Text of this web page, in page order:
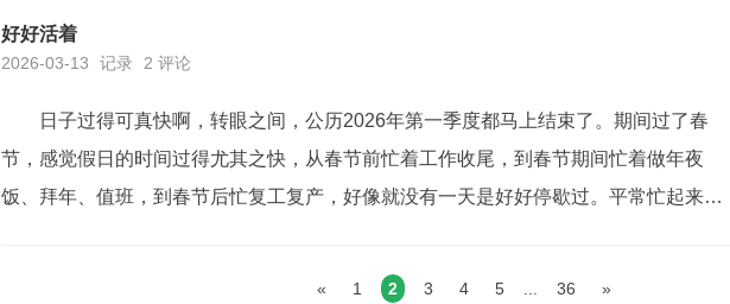
的时光。时间多了，听了不同的老师讲了不同的内容，...
好好活着
2026-03-13 记录 2 评论
日子过得可真快啊，转眼之间，公历2026年第一季度都马上结束了。期间过了春
节，感觉假日的时间过得尤其之快，从春节前忙着工作收尾，到春节期间忙着做年夜
饭、拜年、值班，到春节后忙复工复产，好像就没有一天是好好停歇过。平常忙起来的
事，才会偶尔回过头来，回顾下过往，想想自己的付出与收获。...
« 1 2 3 4 5 36 »